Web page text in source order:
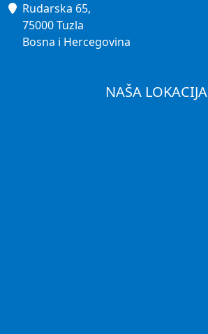
Rudarska 65,
75000 Tuzla
Bosna i Hercegovina
NAŠA LOKACIJA